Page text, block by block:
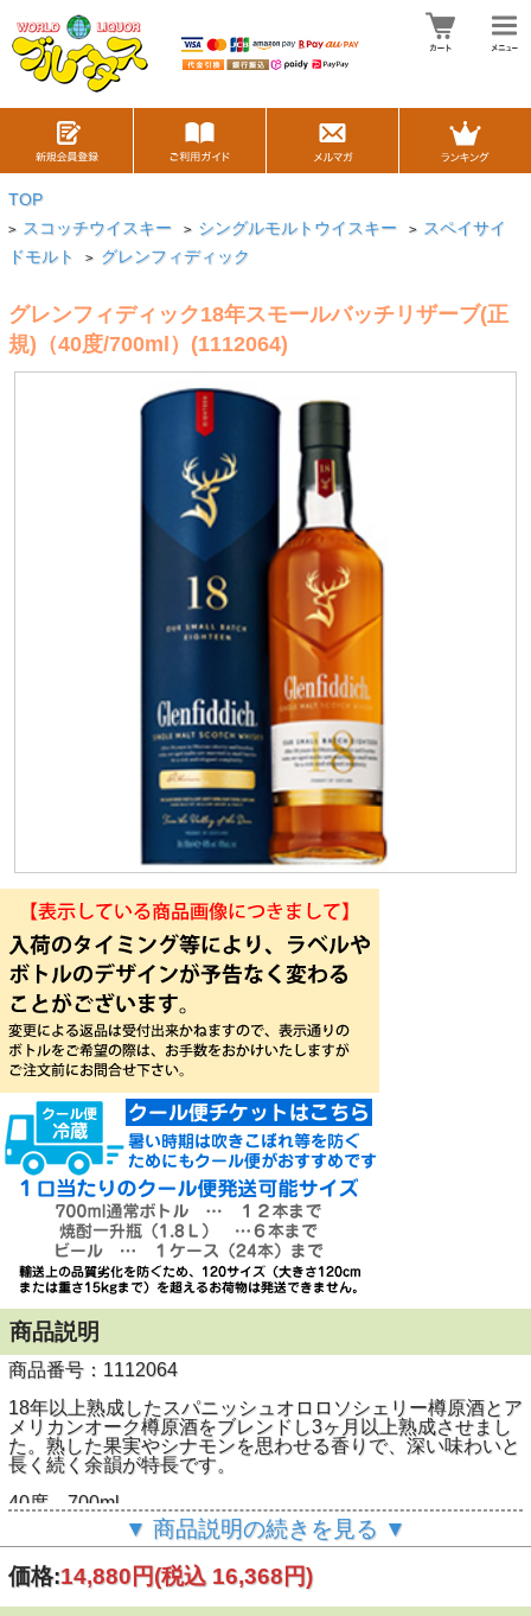
TOP
> スコッチウイスキー > シングルモルトウイスキー > スペイサイ
ドモルト
> グレンフィディック
グレンフィディック18年スモールバッチリザーブ(正
規)（40度/700ml）(1112064)
商品説明
商品番号：1112064
18年以上熟成したスパニッシュオロロソシェリー樽原酒とア
メリカンオーク樽原酒をブレンドし3ヶ月以上熟成させまし
た。熟した果実やシナモンを思わせる香りで、深い味わいと
長く続く余韻が特長です。
40度 700ml
▼ 商品説明の続きを見る ▼
価格:14,880円(税込 16,368円)